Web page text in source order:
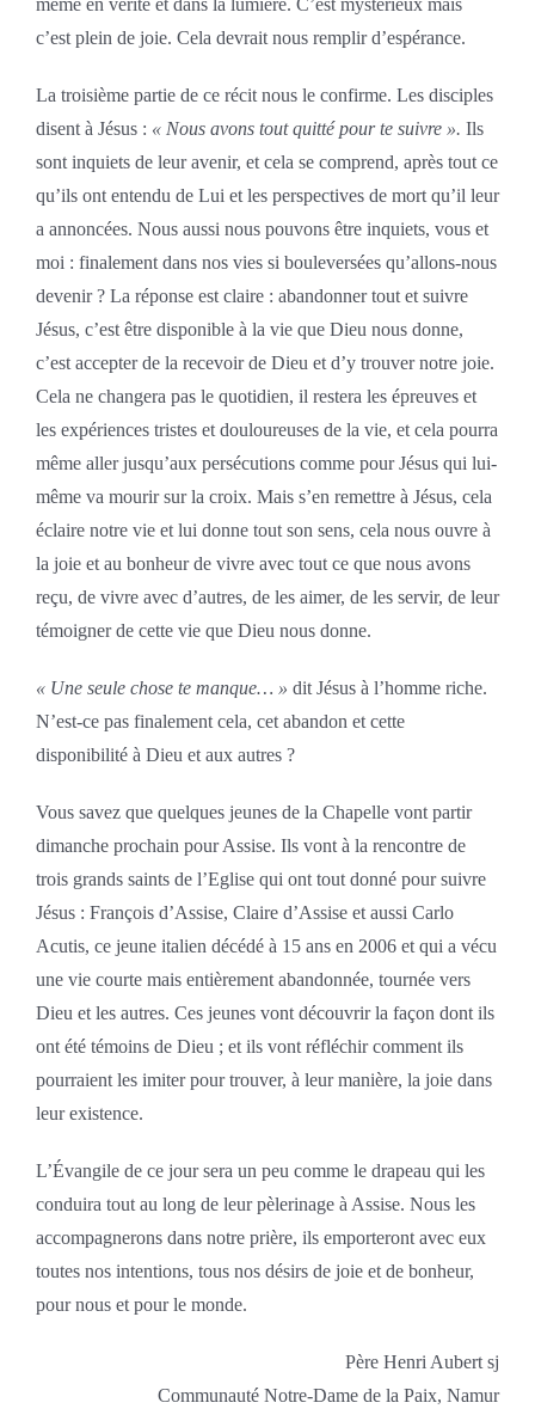
c’est plein de joie. Cela devrait nous remplir d’espérance.
La troisième partie de ce récit nous le confirme. Les disciples
disent à Jésus : « Nous avons tout quitté pour te suivre ». Ils
sont inquiets de leur avenir, et cela se comprend, après tout ce
qu’ils ont entendu de Lui et les perspectives de mort qu’il leur
a annoncées. Nous aussi nous pouvons être inquiets, vous et
moi : finalement dans nos vies si bouleversées qu’allons-nous
devenir ? La réponse est claire : abandonner tout et suivre
Jésus, c’est être disponible à la vie que Dieu nous donne,
c’est accepter de la recevoir de Dieu et d’y trouver notre joie.
Cela ne changera pas le quotidien, il restera les épreuves et
les expériences tristes et douloureuses de la vie, et cela pourra
même aller jusqu’aux persécutions comme pour Jésus qui lui-
même va mourir sur la croix. Mais s’en remettre à Jésus, cela
éclaire notre vie et lui donne tout son sens, cela nous ouvre à
la joie et au bonheur de vivre avec tout ce que nous avons
reçu, de vivre avec d’autres, de les aimer, de les servir, de leur
témoigner de cette vie que Dieu nous donne.
« Une seule chose te manque… » dit Jésus à l’homme riche.
N’est-ce pas finalement cela, cet abandon et cette
disponibilité à Dieu et aux autres ?
Vous savez que quelques jeunes de la Chapelle vont partir
dimanche prochain pour Assise. Ils vont à la rencontre de
trois grands saints de l’Eglise qui ont tout donné pour suivre
Jésus : François d’Assise, Claire d’Assise et aussi Carlo
Acutis, ce jeune italien décédé à 15 ans en 2006 et qui a vécu
une vie courte mais entièrement abandonnée, tournée vers
Dieu et les autres. Ces jeunes vont découvrir la façon dont ils
ont été témoins de Dieu ; et ils vont réfléchir comment ils
pourraient les imiter pour trouver, à leur manière, la joie dans
leur existence.
L’Évangile de ce jour sera un peu comme le drapeau qui les
conduira tout au long de leur pèlerinage à Assise. Nous les
accompagnerons dans notre prière, ils emporteront avec eux
toutes nos intentions, tous nos désirs de joie et de bonheur,
pour nous et pour le monde.
Père Henri Aubert sj
Communauté Notre-Dame de la Paix, Namur